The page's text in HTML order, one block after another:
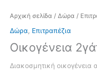
Αρχική σελίδα / Δώρα /
Δώρα, Επιτραπέζια
Οικογένεια
Διακοσμητική οικογένεια